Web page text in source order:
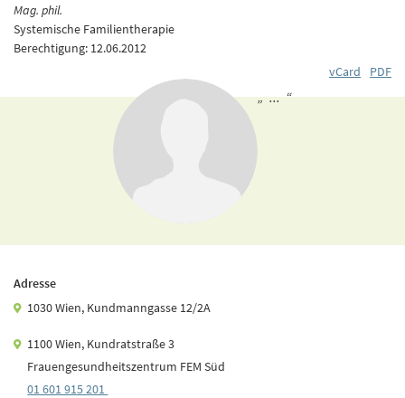
Mag. phil.
Systemische Familientherapie
Berechtigung: 12.06.2012
vCard
PDF
„ ... “
Adresse
1030 Wien, Kundmanngasse 12/2A
1100 Wien, Kundratstraße 3
Frauengesundheitszentrum FEM Süd
01 601 915 201